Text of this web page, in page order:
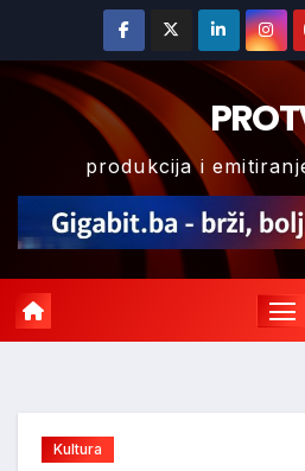
content
produkcija i
Kultura